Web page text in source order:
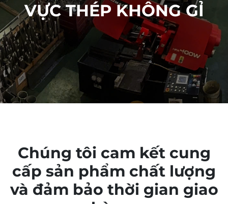
VỰC THÉP KHÔNG GỈ
Chúng tôi cam kết cung
cấp sản phẩm chất lượng
và đảm bảo thời gian giao